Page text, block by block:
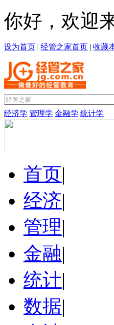
你好，欢迎
设为首页 | 经管之家首页 | 收藏
经济学 管理学 金融学 统计学
首页|
经济|
管理|
金融|
统计|
数据|